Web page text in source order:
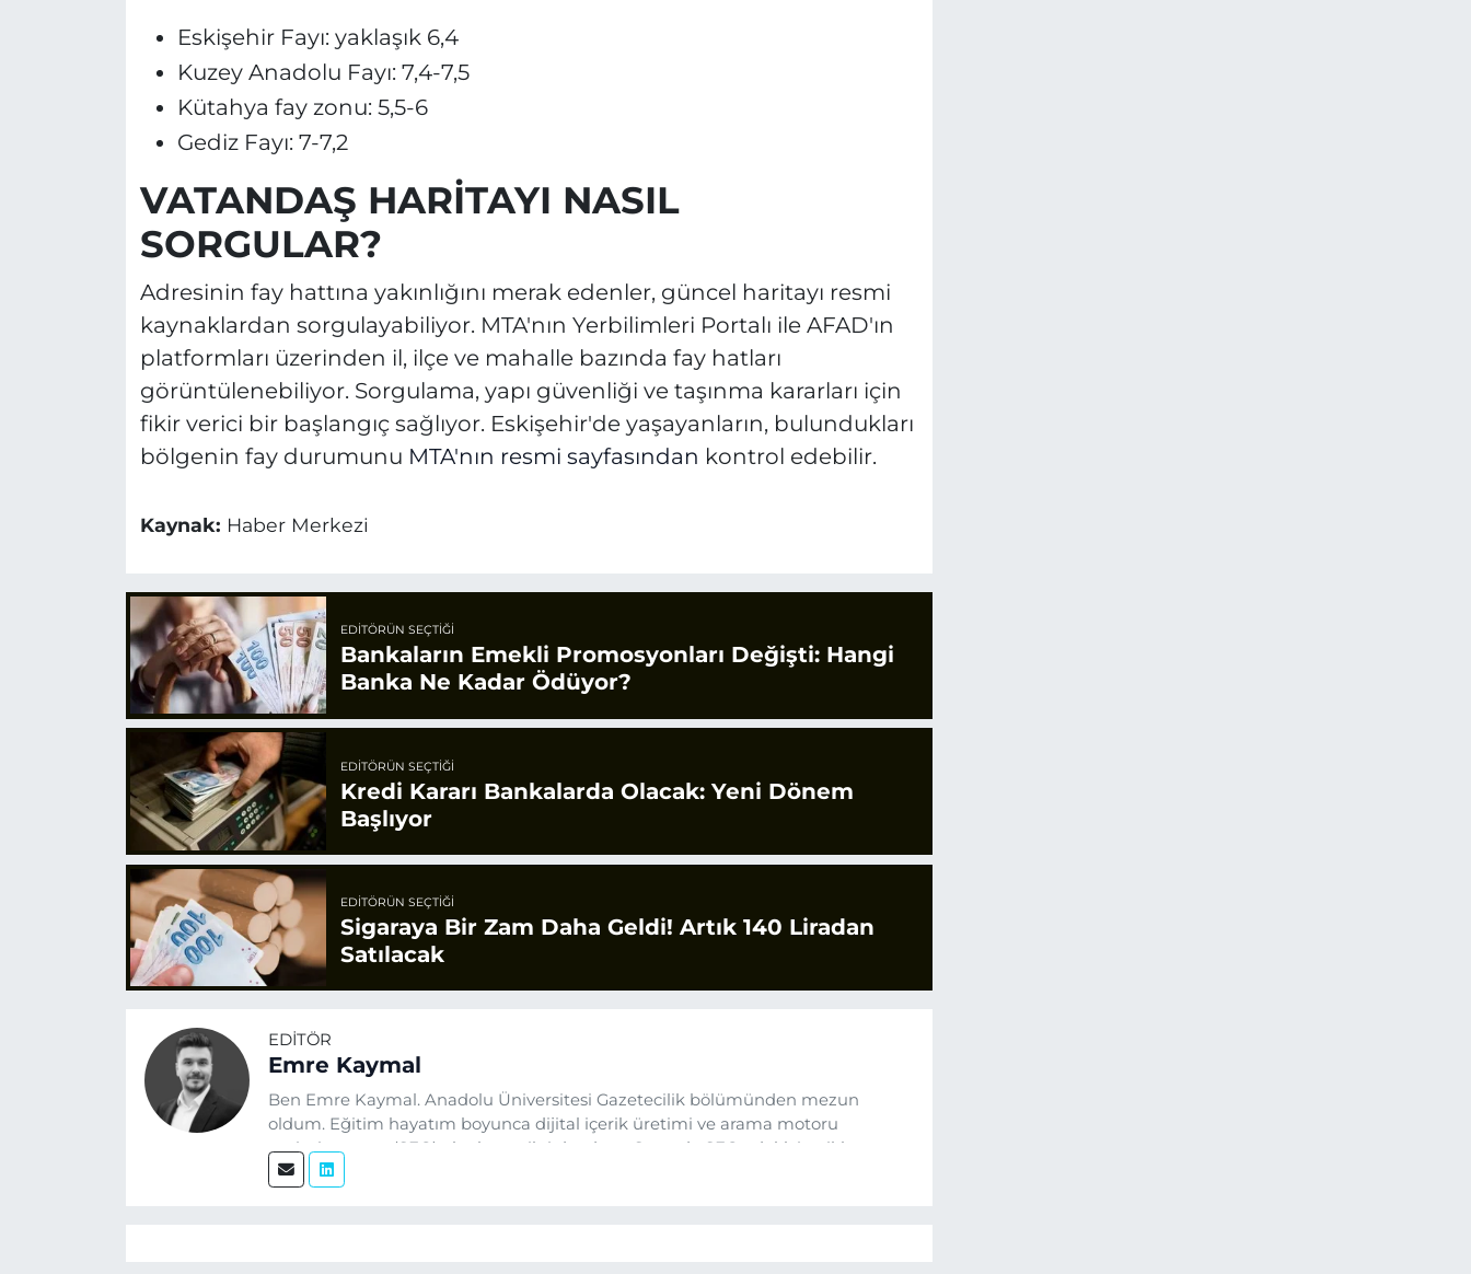
Eskişehir Fayı: yaklaşık 6,4
Kuzey Anadolu Fayı: 7,4-7,5
Kütahya fay zonu: 5,5-6
Gediz Fayı: 7-7,2
VATANDAŞ HARİTAYI NASIL
SORGULAR?
Adresinin fay hattına yakınlığını merak edenler, güncel haritayı resmi
kaynaklardan sorgulayabiliyor. MTA'nın Yerbilimleri Portalı ile AFAD'ın
platformları üzerinden il, ilçe ve mahalle bazında fay hatları
görüntülenebiliyor. Sorgulama, yapı güvenliği ve taşınma kararları için
fikir verici bir başlangıç sağlıyor. Eskişehir'de yaşayanların, bulundukları
bölgenin fay durumunu MTA'nın resmi sayfasından kontrol edebilir.
Kaynak: Haber Merkezi
EDITÖRÜN SEÇTIĞI
Bankaların Emekli Promosyonları Değişti: Hangi
Banka Ne Kadar Ödüyor?
EDITÖRÜN SEÇTIĞI
Kredi Kararı Bankalarda Olacak: Yeni Dönem
Başlıyor
EDITÖRÜN SEÇTIĞI
Sigaraya Bir Zam Daha Geldi! Artık 140 Liradan
Satılacak
EDITÖR
Emre Kaymal
Ben Emre Kaymal. Anadolu Üniversitesi Gazetecilik bölümünden mezun
oldum. Eğitim hayatım boyunca dijital içerik üretimi ve arama motoru
optimizasyonu (SEO) alanlarına ilgi duydum. Şu anda SEO odaklı içerikler
üretiyorum. Haberlerimde güncel verileri ve okuyucu odaklı yaklaşımı temel